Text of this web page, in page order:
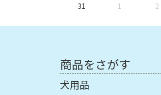
31
1 2
商品をさがす
犬用品